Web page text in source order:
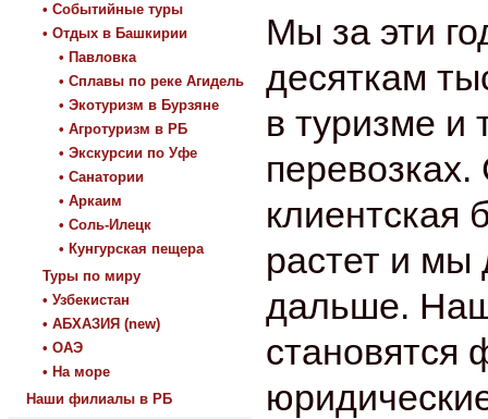
• Событийные туры
• Отдых в Башкирии
• Павловка
• Сплавы по реке Агидель
• Экотуризм в Бурзяне
• Агротуризм в РБ
• Экскурсии по Уфе
• Санатории
• Аркаим
• Соль-Илецк
• Кунгурская пещера
Туры по миру
• Узбекистан
• АБХАЗИЯ (new)
• ОАЭ
• На море
Наши филиалы в РБ
Мы за эти
десяткам
в туризме и
клиентская
растет и мы
дальше.
становятся